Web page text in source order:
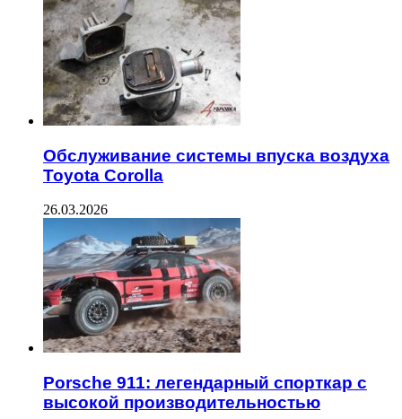
Обслуживание системы впуска воздуха
Toyota Corolla
26.03.2026
Porsche 911: легендарный спорткар с
высокой производительностью